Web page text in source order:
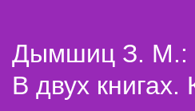
Дымшиц З. М.:
В двух книгах.